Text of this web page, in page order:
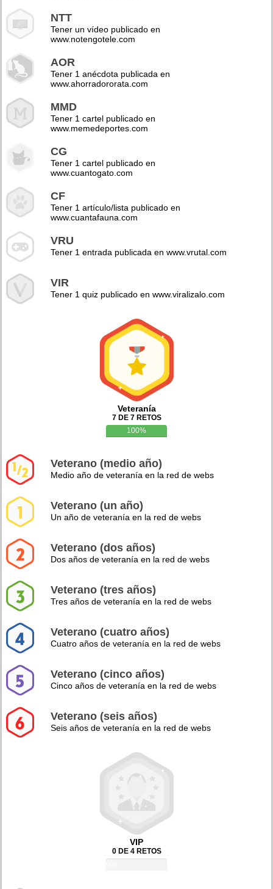
NTT
Tener un vídeo publicado en
www.notengotele.com
AOR
Tener 1 anécdota publicada en
www.ahorradororata.com
MMD
Tener 1 cartel publicado en
www.memedeportes.com
CG
Tener 1 cartel publicado en
www.cuantogato.com
CF
Tener 1 artículo/lista publicado en
www.cuantafauna.com
VRU
Tener 1 entrada publicada en www.vrutal.com
VIR
Tener 1 quiz publicado en www.viralizalo.com
Veteranía
7 DE 7 RETOS
100%
Veterano (medio año)
Medio año de veteranía en la red de webs
Veterano (un año)
Un año de veteranía en la red de webs
Veterano (dos años)
Dos años de veteranía en la red de webs
Veterano (tres años)
Tres años de veteranía en la red de webs
Veterano (cuatro años)
Cuatro años de veteranía en la red de webs
Veterano (cinco años)
Cinco años de veteranía en la red de webs
Veterano (seis años)
Seis años de veteranía en la red de webs
VIP
0 DE 4 RETOS